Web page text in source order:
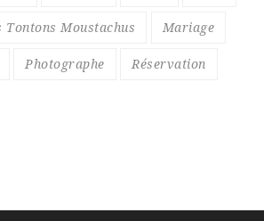
Tontons Moustachus Mariage
Photographe Réservation